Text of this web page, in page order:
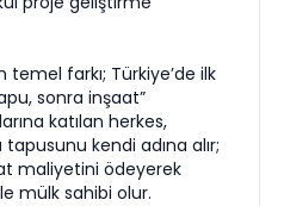
farkı; Türkiye’de ilk
sonra inşaat”
katılan herkes,
kendi adına alır;
maliyetini ödeyerek
mülk sahibi olur.